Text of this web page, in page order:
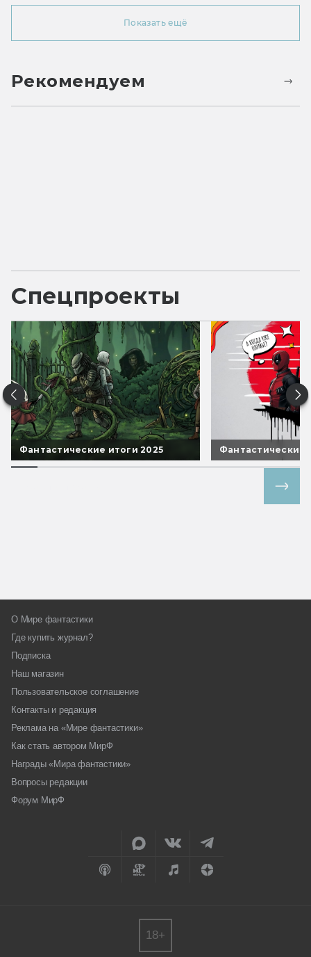
Показать ещё
Рекомендуем
Спецпроекты
Фантастические итоги 2025 Фантастические
О Мире фантастики
Где купить журнал?
Подписка
Наш магазин
Пользовательское соглашение
Контакты и редакция
Реклама на «Мире фантастики»
Как стать автором МирФ
Награды «Мира фантастики»
Вопросы редакции
Форум МирФ
18+